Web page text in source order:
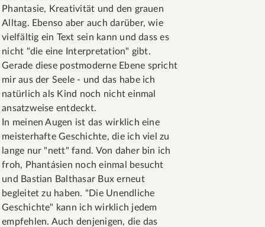
Phantasie, Kreativität und den grauen
Alltag. Ebenso aber auch darüber, wie
vielfältig ein Text sein kann und dass es
nicht "die eine Interpretation" gibt.
Gerade diese postmoderne Ebene spricht
mir aus der Seele - und das habe ich
natürlich als Kind noch nicht einmal
ansatzweise entdeckt.
In meinen Augen ist das wirklich eine
meisterhafte Geschichte, die ich viel zu
lange nur "nett" fand. Von daher bin ich
froh, Phantásien noch einmal besucht
und Bastian Balthasar Bux erneut
begleitet zu haben. "Die Unendliche
Geschichte" kann ich wirklich jedem
empfehlen. Auch denjenigen, die das